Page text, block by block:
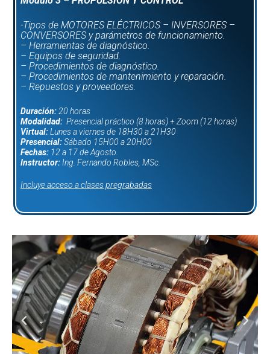
-Tipos de MOTORES ELÉCTRICOS – INVERSORES –
CONVERSORES y parámetros de funcionamiento.
– Herramientas de diagnóstico.
– Equipos de seguridad.
– Procedimientos de diagnóstico.
– Procedimientos de mantenimiento y reparación.
– Repuestos y proveedores.
Duración:20 horas
Modalidad: Presencial práctico (8 horas) + Zoom (12 horas)
Virtual:Lunes a viernes de 18H30 a 21H30
Presencial:Sábado 15H00 a 20H00
Fechas: 12 a 17 de Agosto.
Instructor:Ing. Fernando Robles, MSc.
Incluye acceso a clases pregrabadas